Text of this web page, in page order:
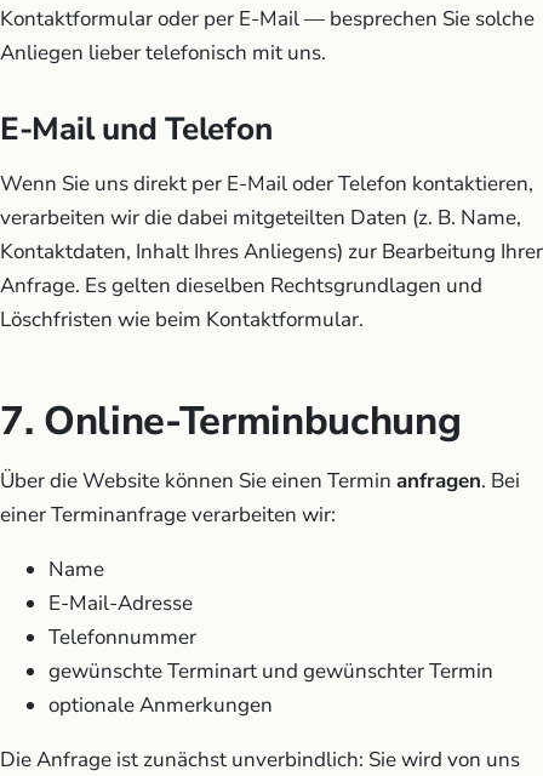
Kontaktformular oder per E-Mail — besprechen Sie solche
Anliegen lieber telefonisch mit uns.
E-Mail und Telefon
Wenn Sie uns direkt per E-Mail oder Telefon kontaktieren,
verarbeiten wir die dabei mitgeteilten Daten (z. B. Name,
Kontaktdaten, Inhalt Ihres Anliegens) zur Bearbeitung Ihrer
Anfrage. Es gelten dieselben Rechtsgrundlagen und
Löschfristen wie beim Kontaktformular.
7. Online-Terminbuchung
Über die Website können Sie einen Termin anfragen. Bei
einer Terminanfrage verarbeiten wir:
Name
E-Mail-Adresse
Telefonnummer
gewünschte Terminart und gewünschter Termin
optionale Anmerkungen
Die Anfrage ist zunächst unverbindlich: Sie wird von uns